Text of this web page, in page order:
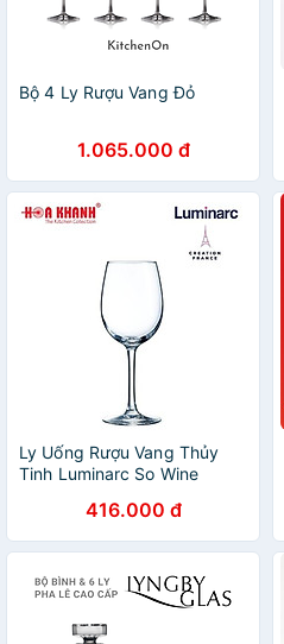
Bộ 4 Ly Rượu Vang Đỏ
1.065.000 đ
Ly Uống Rượu Vang Thủy
Tinh Luminarc So Wine
bộ 4 ly - E5979, E5980 &
E5981
416.000 đ